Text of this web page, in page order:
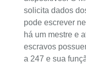
solicita dados
pode escrever
há um mestre e
escravos
a 247 e sua